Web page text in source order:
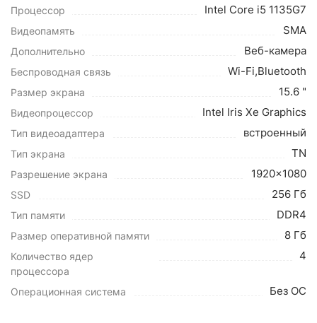
Процессор Intel Core i5 1135G7
Видеопамять SMA
Дополнительно Веб-камера
Беспроводная связь Wi-Fi,Bluetooth
Размер экрана 15.6 "
Видеопроцессор Intel Iris Xe Graphics
Тип видеоадаптера встроенный
Тип экрана TN
Разрешение экрана 1920x1080
SSD 256 Гб
Тип памяти DDR4
Размер оперативной памяти 8 Гб
Количество ядер
процессора
4
Операционная система Без ОС